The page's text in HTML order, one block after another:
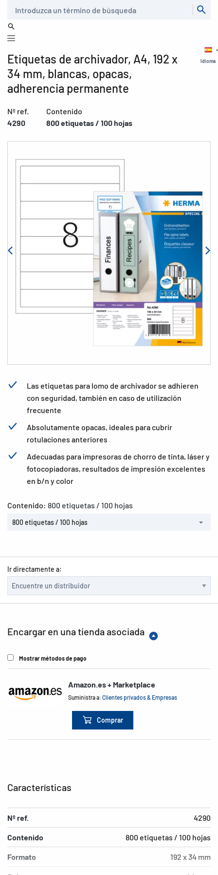
Idioma
Etiquetas de archivador, A4, 192 x
34 mm, blancas, opacas,
adherencia permanente
Nº ref.
4290
Contenido
800 etiquetas / 100 hojas
Las etiquetas para lomo de archivador se adhieren
con seguridad, también en caso de utilización
frecuente
Absolutamente opacas, ideales para cubrir
rotulaciones anteriores
Adecuadas para impresoras de chorro de tinta, láser y
fotocopiadoras, resultados de impresión excelentes
en b/n y color
Contenido: 800 etiquetas / 100 hojas
800 etiquetas / 100 hojas
Ir directamente a:
Encargar en una tienda asociada
Mostrar métodos de pago
Amazon.es + Marketplace
Suministra a:Clientes privados & Empresas
Comprar
Características
Nº ref. 4290
Contenido 800 etiquetas / 100 hojas
Formato 192 x 34 mm